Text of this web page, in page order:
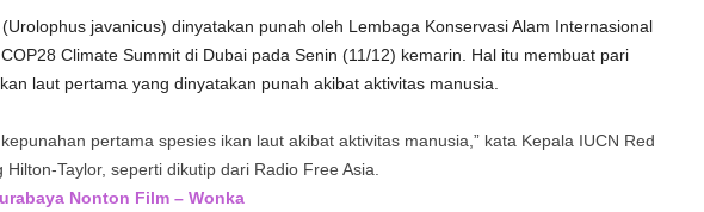
javanicus) dinyatakan punah oleh Lembaga Konservasi Alam Internasional
Climate Summit di Dubai pada Senin (11/12) kemarin. Hal itu membuat pari
laut pertama yang dinyatakan punah akibat aktivitas manusia.
pertama spesies ikan laut akibat aktivitas manusia,” kata Kepala IUCN Red
Hilton-Taylor, seperti dikutip dari Radio Free Asia.
Nonton Film – Wonka